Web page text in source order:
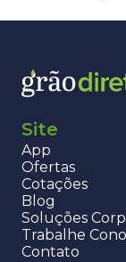
Site
App
Ofertas
Cotações
Blog
Soluções
Trabalhe
Contato